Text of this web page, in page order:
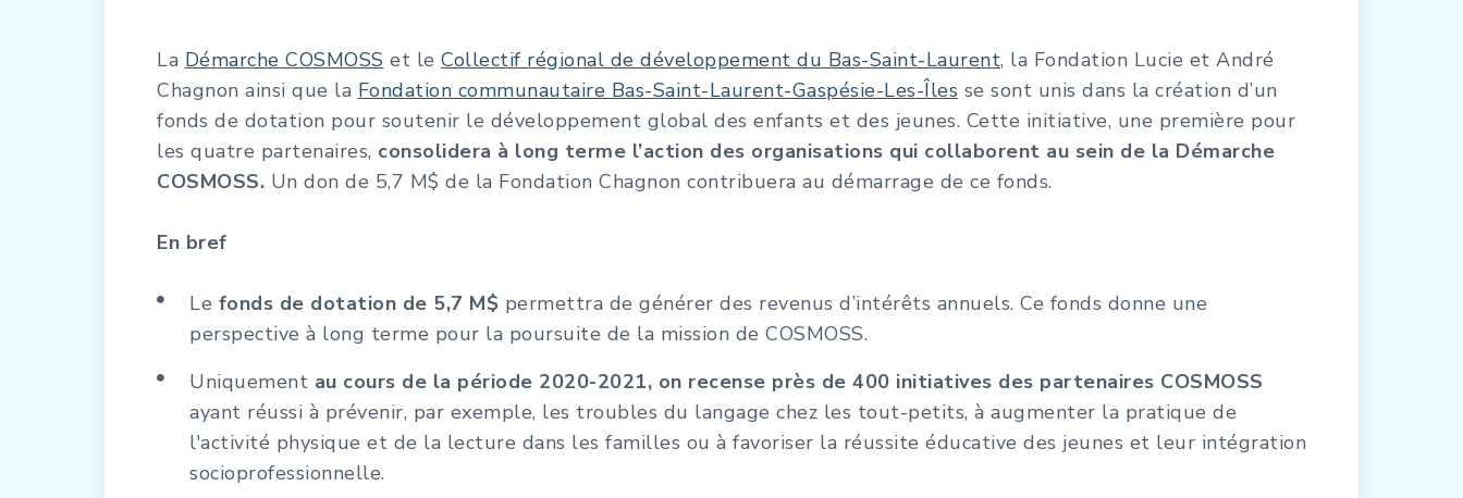
La Démarche COSMOSS et le Collectif régional de développement du Bas-Saint-Laurent, la Fondation Lucie et André
Chagnon ainsi que la Fondation communautaire Bas-Saint-Laurent-Gaspésie-Les-Îles se sont unis dans la création d’un
fonds de dotation pour soutenir le développement global des enfants et des jeunes. Cette initiative, une première pour
les quatre partenaires, consolidera à long terme l’action des organisations qui collaborent au sein de la Démarche
COSMOSS. Un don de 5,7 M$ de la Fondation Chagnon contribuera au démarrage de ce fonds.
En bref
Le fonds de dotation de 5,7 M$ permettra de générer des revenus d’intérêts annuels. Ce fonds donne une
perspective à long terme pour la poursuite de la mission de COSMOSS.
Uniquement au cours de la période 2020-2021, on recense près de 400 initiatives des partenaires COSMOSS
ayant réussi à prévenir, par exemple, les troubles du langage chez les tout-petits, à augmenter la pratique de
l'activité physique et de la lecture dans les familles ou à favoriser la réussite éducative des jeunes et leur intégration
socioprofessionnelle.